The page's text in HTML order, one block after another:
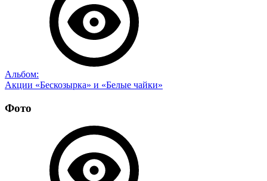
Альбом:
Акции «Бескозырка» и «Белые чайки»
Фото